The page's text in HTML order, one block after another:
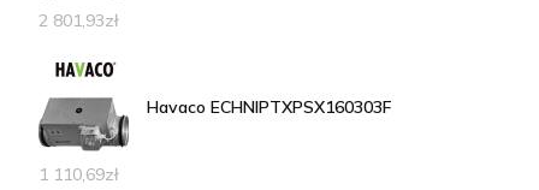
2 801,93zł
Havaco ECHNIPTXPSX160303F
1 110,69zł